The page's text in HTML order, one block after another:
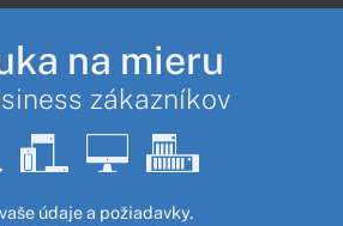
na mieru
zákazníkov
údaje a požiadavky.